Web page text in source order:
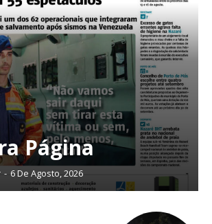
de Assinatura
Região de Cister e ajude-nos a manter este serviço
Página
- 6 De Agosto, 2026